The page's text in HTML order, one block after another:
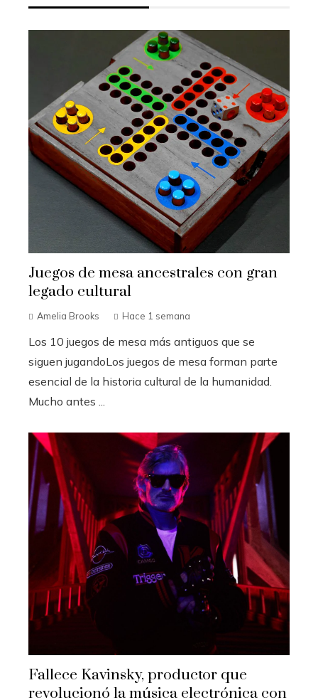
Juegos de mesa ancestrales con gran
legado cultural
Amelia Brooks Hace 1 semana
Los 10 juegos de mesa más antiguos que se
siguen jugandoLos juegos de mesa forman parte
esencial de la historia cultural de la humanidad.
Mucho antes ...
Fallece Kavinsky, productor que
revolucionó la música electrónica con